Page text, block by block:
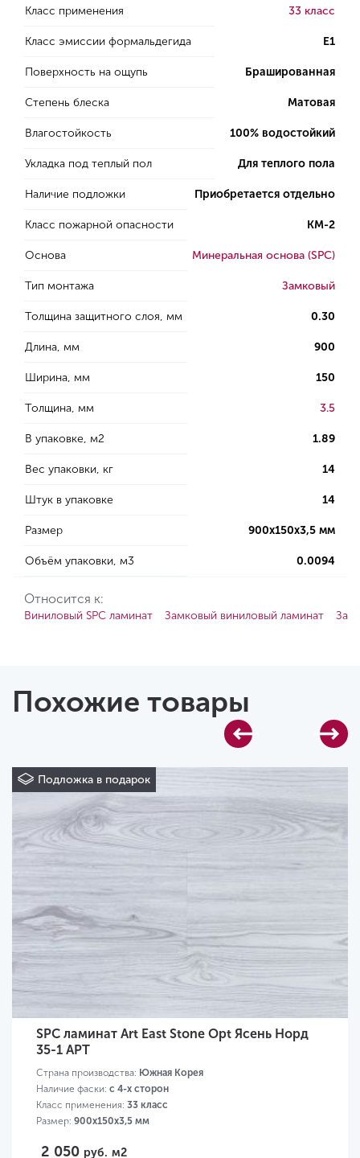
Класс применения 33 класс
Класс эмиссии формальдегида E1
Поверхность на ощупь Брашированная
Степень блеска Матовая
Влагостойкость 100% водостойкий
Укладка под теплый пол Для теплого пола
Наличие подложки Приобретается отдельно
Класс пожарной опасности КМ-2
Основа Минеральная основа (SPC)
Тип монтажа Замковый
Толщина защитного слоя, мм 0.30
Длина, мм 900
Ширина, мм 150
Толщина, мм 3.5
В упаковке, м2 1.89
Вес упаковки, кг 14
Штук в упаковке 14
Размер 900х150х3,5 мм
Объём упаковки, м3 0.0094
Относится к:
Виниловый SPC ламинат Замковый виниловый ламинат
Похожие товары
Подложка в подарок
SPC ламинат Art East Stone Opt Ясень Норд
35-1 APT
Страна производства: Южная Корея
Наличие фаски: с 4-х сторон
Класс применения: 33 класс
Размер: 900х150х3,5 мм
2 050 руб. м2